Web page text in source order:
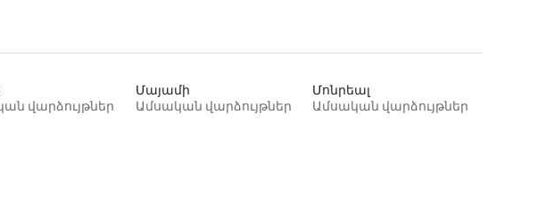
վարձույթներ
Մայամի
Ամսական վարձույթներ
Մոնրեալ
Ամսական վարձույթներ